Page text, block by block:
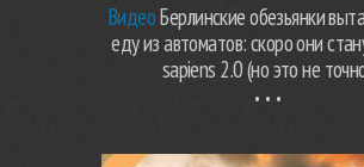
ВидеоБерлинские обезьянки
еду из автоматов: скоро они
sapiens 2.0 (но это не